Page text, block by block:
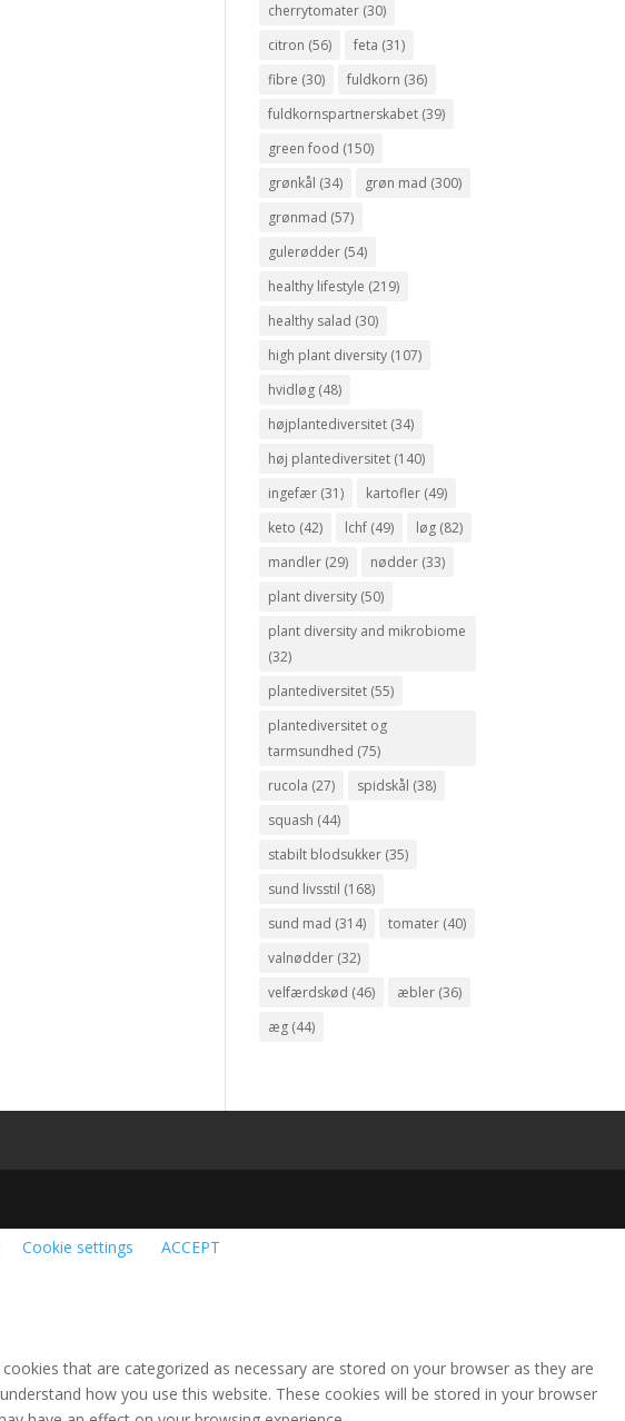
cherrytomater (30)
citron (56) feta (31)
fibre (30) fuldkorn (36)
fuldkornspartnerskabet (39)
green food (150)
grønkål (34) grøn mad (300)
grønmad (57)
gulerødder (54)
healthy lifestyle (219)
healthy salad (30)
high plant diversity (107)
hvidløg (48)
højplantediversitet (34)
høj plantediversitet (140)
ingefær (31) kartofler (49)
keto (42) lchf (49) løg (82)
mandler (29) nødder (33)
plant diversity (50)
plant diversity and mikrobiome
(32)
plantediversitet (55)
plantediversitet og
tarmsundhed (75)
rucola (27) spidskål (38)
squash (44)
stabilt blodsukker (35)
sund livsstil (168)
sund mad (314) tomater (40)
valnødder (32)
velfærdskød (46) æbler (36)
æg (44)
Cookie settings ACCEPT
that are categorized as necessary are stored on your browser as they are
how you use this website. These cookies will be stored in your browser